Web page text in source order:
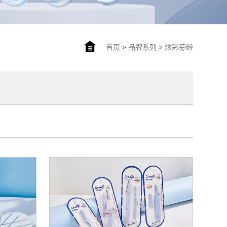
首页 > 品牌系列 > 炫彩芬龄